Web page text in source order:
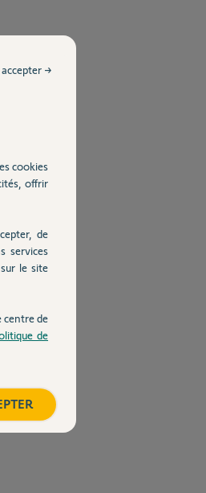
cookies
offrir
de
services
le site
centre de
de
→